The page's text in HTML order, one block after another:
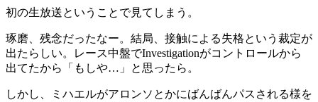
初の生放送ということで見てしまう。
琢磨、残念だったなー。結局、接触による失格という裁定が
出たらしい。レース中盤でInvestigationがコントロールから
出てたから「もしや…」と思ったら。
しかし、ミハエルがアロンソとかにばんばんパスされる様を